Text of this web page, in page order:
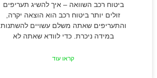
ביטוח רכב השוואה – איך להשיג תעריפים
זולים יותר ביטוח רכב הוא הוצאה יקרה,
והתעריפים שאתה משלם עשויים להשתנות
במידה ניכרת. כדי לוודא שאתה לא
קראו עוד